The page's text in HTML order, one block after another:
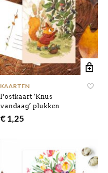
KAARTEN
Postkaart ‘Knus
vandaag’ plukken
€1,25